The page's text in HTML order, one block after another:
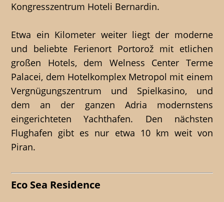
Kongresszentrum Hoteli Bernardin.
Etwa ein Kilometer weiter liegt der moderne
und beliebte Ferienort Portorož mit etlichen
großen Hotels, dem Welness Center Terme
Palacei, dem Hotelkomplex Metropol mit einem
Vergnügungszentrum und Spielkasino, und
dem an der ganzen Adria modernstens
eingerichteten Yachthafen. Den nächsten
Flughafen gibt es nur etwa 10 km weit von
Piran.
Eco Sea Residence